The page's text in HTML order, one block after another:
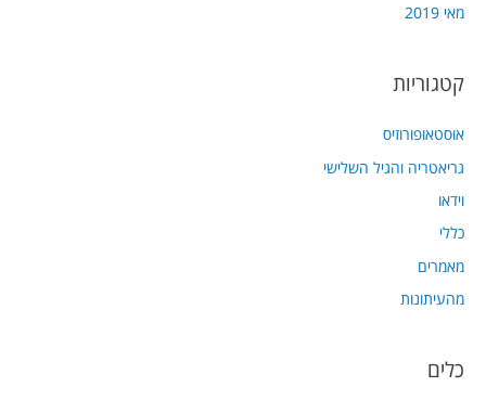
מאי 2019
קטגוריות
אוסטאופורוזיס
גריאטריה והגיל השלישי
וידאו
כללי
מאמרים
מהעיתונות
כלים